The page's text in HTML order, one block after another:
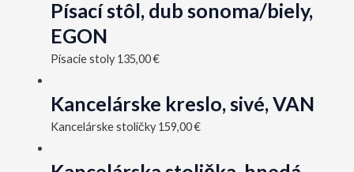
Písací stôl, dub sonoma/biely,
EGON
Písacie stoly135,00€
Kancelárske kreslo, sivé, VAN
Kancelárske stoličky159,00€